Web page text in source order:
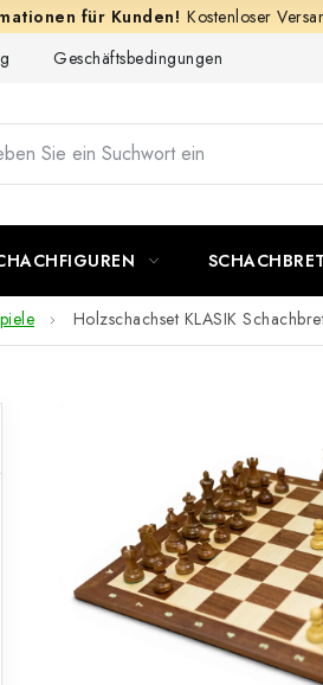
Kostenloser
Geschäftsbedingungen
Holzschachset KLASIK